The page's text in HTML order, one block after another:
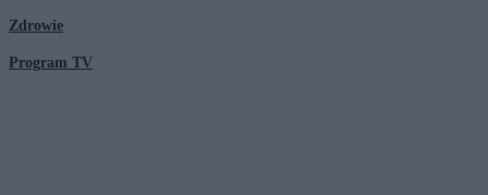
Zdrowie
Program TV